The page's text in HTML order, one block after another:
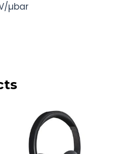
µbar